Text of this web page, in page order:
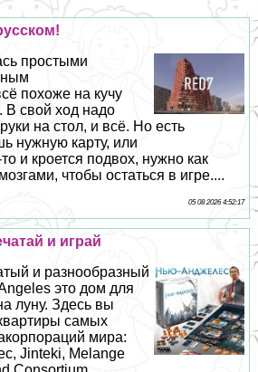
простыми
похоже на кучу
В свой ход надо
на стол, и всё. Но есть
нужную карту, или
и кроется подвох, нужно как
чтобы остаться в игре....
05 08 2026 4:52:17
и играй
и разнообразный
это дом для
луну. Здесь вы
самых
мира:
Jinteki, Melange